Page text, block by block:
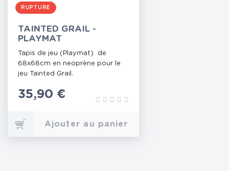
RUPTURE
TAINTED GRAIL -
PLAYMAT
Tapis de jeu (Playmat) de
68x68cm en neoprène pour le
jeu Tainted Grail.
Prix
35,90 €
Ajouter au panier